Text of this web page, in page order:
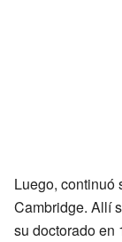
Luego, continuó
Cambridge. Allí
su doctorado en